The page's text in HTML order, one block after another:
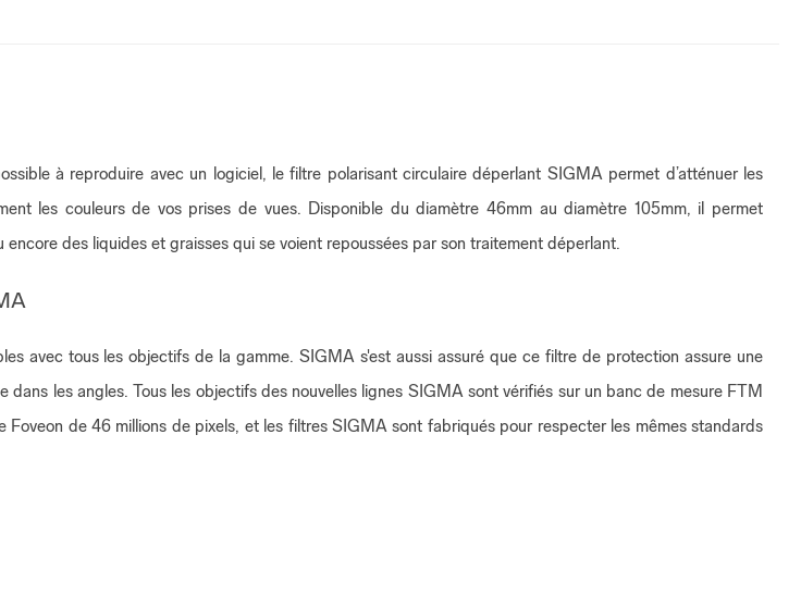
à reproduire avec un logiciel, le filtre polarisant circulaire déperlant SIGMA permet d’atténuer les
les couleurs de vos prises de vues. Disponible du diamètre 46mm au diamètre 105mm, il permet
des liquides et graisses qui se voient repoussées par son traitement déperlant.
avec tous les objectifs de la gamme. SIGMA s'est aussi assuré que ce filtre de protection assure une
les angles. Tous les objectifs des nouvelles lignes SIGMA sont vérifiés sur un banc de mesure FTM
de 46 millions de pixels, et les filtres SIGMA sont fabriqués pour respecter les mêmes standards